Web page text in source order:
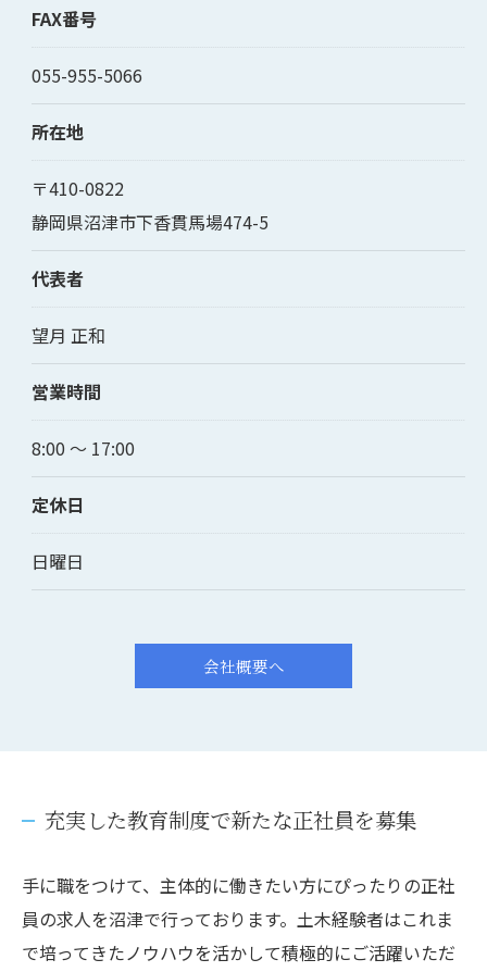
FAX番号
055-955-5066
所在地
〒410-0822
静岡県沼津市下香貫馬場474-5
代表者
望月 正和
営業時間
8:00 ～ 17:00
定休日
日曜日
会社概要へ
充実した教育制度で新たな正社員を募集
手に職をつけて、主体的に働きたい方にぴったりの正社
員の求人を沼津で行っております。土木経験者はこれま
で培ってきたノウハウを活かして積極的にご活躍いただ